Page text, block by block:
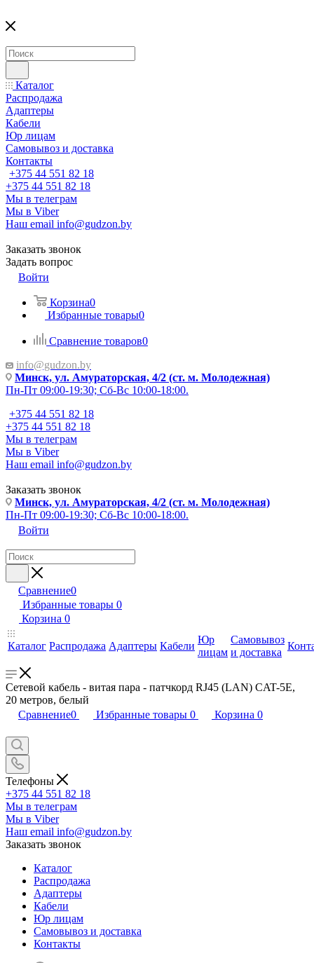
Каталог
Распродажа
Адаптеры
Кабели
Юр лицам
Самовывоз и доставка
Контакты
+375 44 551 82 18
+375 44 551 82 18
Мы в телеграм
Мы в Viber
Наш email info@gudzon.by
Заказать звонок
Задать вопрос
Войти
Корзина0
Избранные товары0
Сравнение товаров0
info@gudzon.by
Минск, ул. Амураторская, 4/2 (ст. м. Молодежная)
Пн-Пт 09:00-19:30; Сб-Вс 10:00-18:00.
+375 44 551 82 18
+375 44 551 82 18
Мы в телеграм
Мы в Viber
Наш email info@gudzon.by
Заказать звонок
Минск, ул. Амураторская, 4/2 (ст. м. Молодежная)
Пн-Пт 09:00-19:30; Сб-Вс 10:00-18:00.
Войти
Сравнение0
Избранные товары 0
Корзина 0
Каталог Распродажа Адаптеры Кабели
Юр
лицам
Самовывоз
и доставка
Сетевой кабель - витая пара - патчкорд RJ45 (LAN) CAT-5E,
20 метров, белый
Сравнение0 Избранные товары 0 Корзина 0
Телефоны
+375 44 551 82 18
Мы в телеграм
Мы в Viber
Наш email info@gudzon.by
Заказать звонок
Каталог
Распродажа
Адаптеры
Кабели
Юр лицам
Самовывоз и доставка
Контакты